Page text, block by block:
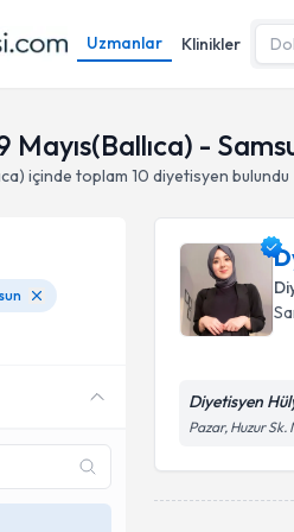
Uzmanlar Klinikler
Mayıs(Ballıca) -
içinde toplam 10 diyetisyen bulundu
Diyetisyen
Pazar, Huzur Sk.